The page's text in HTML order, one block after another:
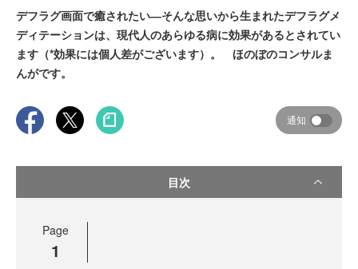
デフラグ画面で癒されたい―そんな思いから生まれたデフラグメ
ディテーションは、現代人のあらゆる病に効果があるとされてい
ます（*効果には個人差がございます）。 ほのぼのコンサルま
んがです。
通知
目次
Page
1